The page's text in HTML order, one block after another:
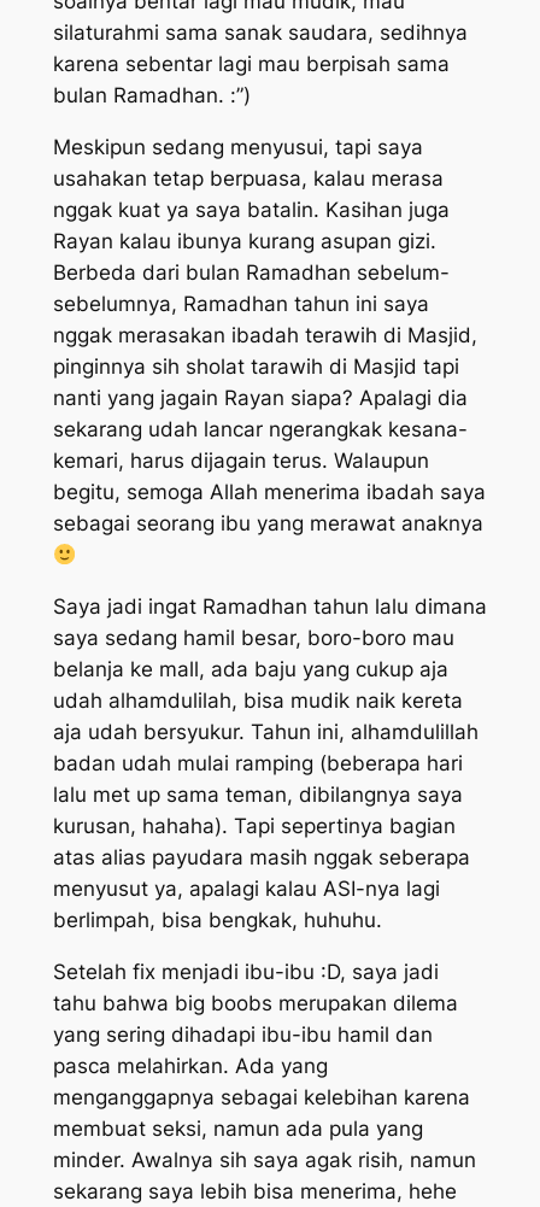
silaturahmi sama sanak saudara, sedihnya
karena sebentar lagi mau berpisah sama
bulan Ramadhan. :”)
Meskipun sedang menyusui, tapi saya
usahakan tetap berpuasa, kalau merasa
nggak kuat ya saya batalin. Kasihan juga
Rayan kalau ibunya kurang asupan gizi.
Berbeda dari bulan Ramadhan sebelum-
sebelumnya, Ramadhan tahun ini saya
nggak merasakan ibadah terawih di Masjid,
pinginnya sih sholat tarawih di Masjid tapi
nanti yang jagain Rayan siapa? Apalagi dia
sekarang udah lancar ngerangkak kesana-
kemari, harus dijagain terus. Walaupun
begitu, semoga Allah menerima ibadah saya
sebagai seorang ibu yang merawat anaknya
Saya jadi ingat Ramadhan tahun lalu dimana
saya sedang hamil besar, boro-boro mau
belanja ke mall, ada baju yang cukup aja
udah alhamdulilah, bisa mudik naik kereta
aja udah bersyukur. Tahun ini, alhamdulillah
badan udah mulai ramping (beberapa hari
lalu met upsama teman, dibilangnya saya
kurusan, hahaha). Tapi sepertinya bagian
atas alias payudara masih nggak seberapa
menyusut ya, apalagi kalau ASI-nya lagi
berlimpah, bisa bengkak, huhuhu.
Setelah fix menjadi ibu-ibu :D, saya jadi
tahu bahwa big boobs merupakan dilema
yang sering dihadapi ibu-ibu hamil dan
pasca melahirkan. Ada yang
menganggapnya sebagai kelebihan karena
membuat seksi, namun ada pula yang
minder. Awalnya sih saya agak risih, namun
sekarang saya lebih bisa menerima, hehe